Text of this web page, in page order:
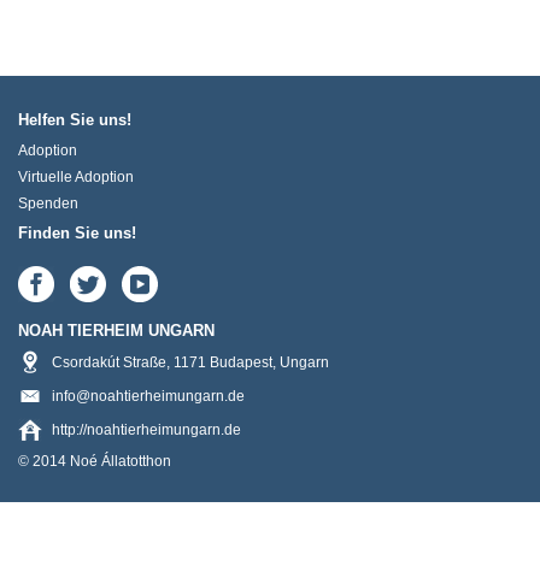
Helfen Sie uns!
Adoption
Virtuelle Adoption
Spenden
Finden Sie uns!
NOAH TIERHEIM UNGARN
Csordakút Straße, 1171 Budapest, Ungarn
info@noahtierheimungarn.de
http://noahtierheimungarn.de
© 2014 Noé Állatotthon